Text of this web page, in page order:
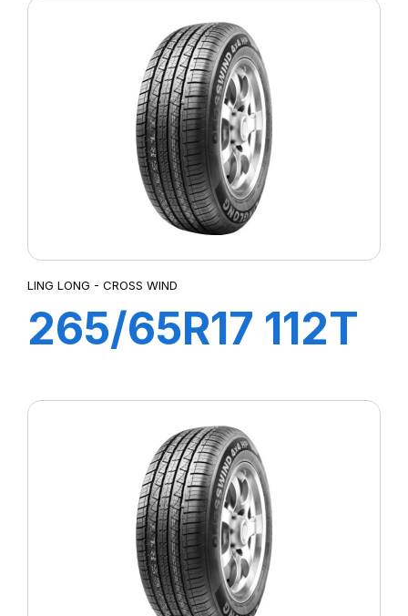
AT100
LING LONG - CROSS WIND
265/65R17 112T
AT100